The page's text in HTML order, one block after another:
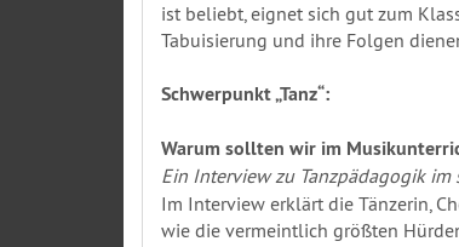
ist beliebt, eignet sich gut zum
Tabuisierung und ihre Folgen
Schwerpunkt „Tanz“:
Warum sollten wir im
Ein Interview zu Tanzpädagogik
Im Interview erklärt die Tänzerin,
wie die vermeintlich größten